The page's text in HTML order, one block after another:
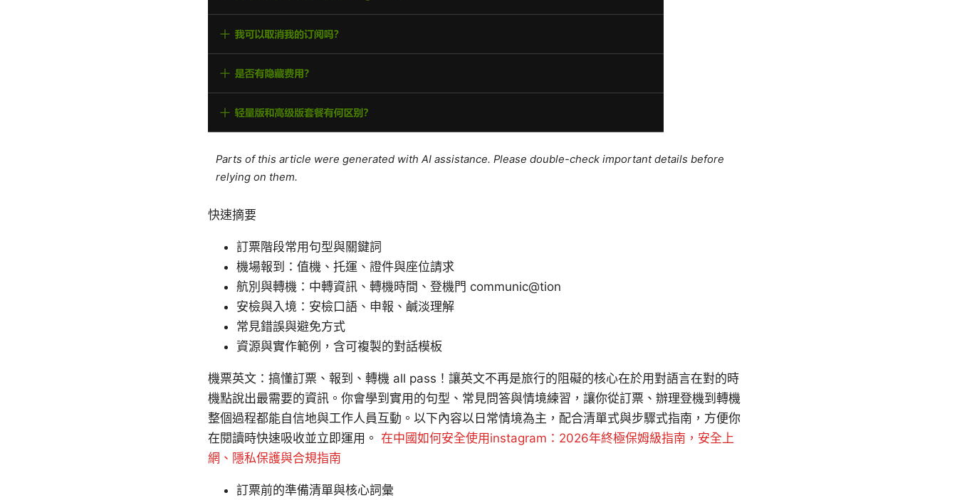
Parts of this article were generated with AI assistance. Please double-check important details before
relying on them.
快速摘要
訂票階段常用句型與關鍵詞
機場報到：值機、托運、證件與座位請求
航別與轉機：中轉資訊、轉機時間、登機門 communic@tion
安檢與入境：安檢口語、申報、鹹淡理解
常見錯誤與避免方式
資源與實作範例，含可複製的對話模板
機票英文：搞懂訂票、報到、轉機 all pass！讓英文不再是旅行的阻礙的核心在於用對語言在對的時
機點說出最需要的資訊。你會學到實用的句型、常見問答與情境練習，讓你從訂票、辦理登機到轉機
整個過程都能自信地與工作人員互動。以下內容以日常情境為主，配合清單式與步驟式指南，方便你
在閱讀時快速吸收並立即運用。 在中國如何安全使用instagram：2026年終極保姆級指南，安全上
網、隱私保護與合規指南
訂票前的準備清單與核心詞彙